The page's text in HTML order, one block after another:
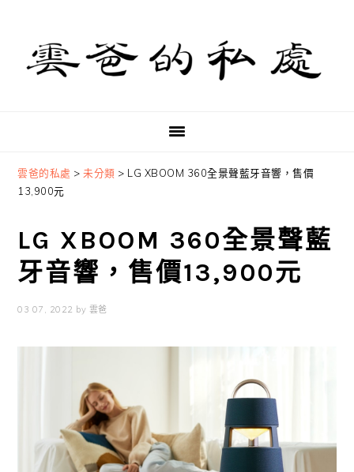
primary
navigation
content
primary
sidebar
雲爸的私處 >未分類 > LG XBOOM 360全景聲藍牙音響，售價
13,900元
LG XBOOM 360全景聲藍
牙音響，售價13,900元
03 07, 2022 by 雲爸